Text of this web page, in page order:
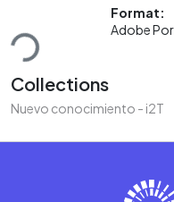
Format:
Adobe
Collections
Nuevo conocimiento - i2T